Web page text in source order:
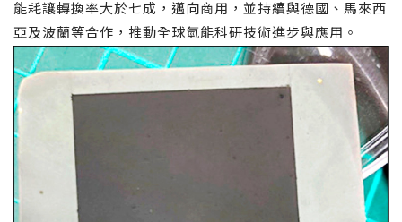
能耗讓轉換率大於七成，邁向商用，並持續與德國、馬來西
亞及波蘭等合作，推動全球氫能科研技術進步與應用。